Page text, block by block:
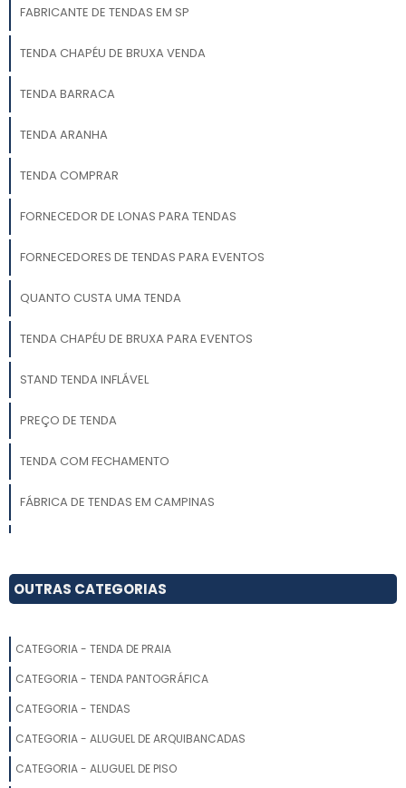
FABRICANTE DE TENDAS EM SP
TENDA CHAPÉU DE BRUXA VENDA
TENDA BARRACA
TENDA ARANHA
TENDA COMPRAR
FORNECEDOR DE LONAS PARA TENDAS
FORNECEDORES DE TENDAS PARA EVENTOS
QUANTO CUSTA UMA TENDA
TENDA CHAPÉU DE BRUXA PARA EVENTOS
STAND TENDA INFLÁVEL
PREÇO DE TENDA
TENDA COM FECHAMENTO
FÁBRICA DE TENDAS EM CAMPINAS
MONTAGEM DE TENDA
FABRICANTE DE TENDAS INFLÁVEIS
FABRICANTE DE TENDAS SANFONADAS
OUTRAS CATEGORIAS
CATEGORIA - TENDA DE PRAIA
CATEGORIA - TENDA PANTOGRÁFICA
CATEGORIA - TENDAS
CATEGORIA - ALUGUEL DE ARQUIBANCADAS
CATEGORIA - ALUGUEL DE PISO